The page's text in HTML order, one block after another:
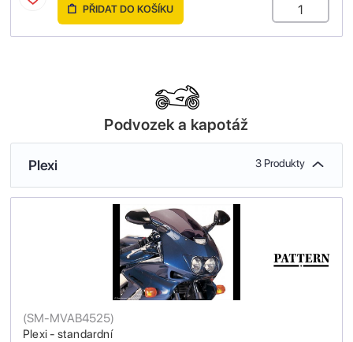
PŘIDAT DO KOŠÍKU
Podvozek a kapotáž
Plexi 3 Produkty
Plexi - standardní
(SM-MVAB4525)